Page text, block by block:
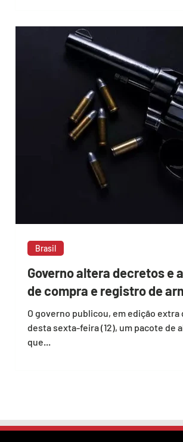
Governo altera decretos e
de compra e registro de
O governo publicou, em edição extra
desta sexta-feira (12), um pacote de
que...
Brasil